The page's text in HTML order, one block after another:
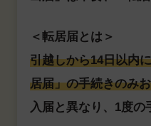
＜転居届とは＞
引越しから14日以内
居届」の手続きのみ
入届と異なり、1度の